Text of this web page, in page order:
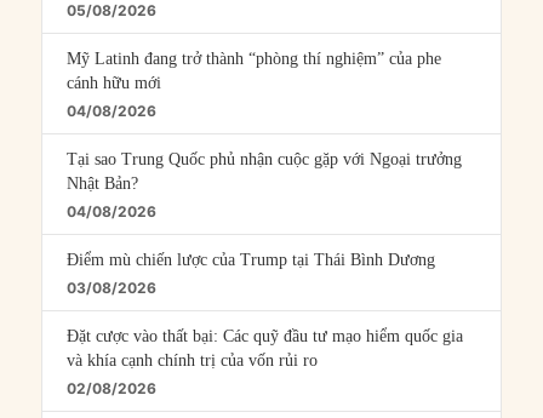
05/08/2026
Mỹ Latinh đang trở thành “phòng thí nghiệm” của phe
cánh hữu mới
04/08/2026
Tại sao Trung Quốc phủ nhận cuộc gặp với Ngoại trưởng
Nhật Bản?
04/08/2026
Điểm mù chiến lược của Trump tại Thái Bình Dương
03/08/2026
Đặt cược vào thất bại: Các quỹ đầu tư mạo hiểm quốc gia
và khía cạnh chính trị của vốn rủi ro
02/08/2026